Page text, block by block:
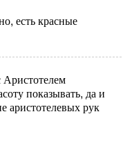
есть красные
Аристотелем
показывать, да и
аристотелевых рук